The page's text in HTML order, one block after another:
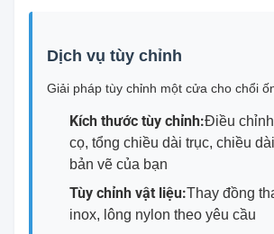
Dịch vụ tùy chỉnh
Giải pháp tùy chỉnh một cửa cho chổi
Kích thước tùy chỉnh:Điều
cọ, tổng chiều dài trục, chiều
bản vẽ của bạn
Tùy chỉnh vật liệu:Thay đồng
inox, lông nylon theo yêu cầu